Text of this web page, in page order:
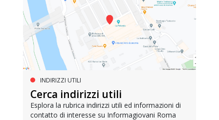
INDIRIZZI UTILI
Cerca indirizzi utili
Esplora la rubrica indirizzi utili ed informazioni di
contatto di interesse su Informagiovani Roma